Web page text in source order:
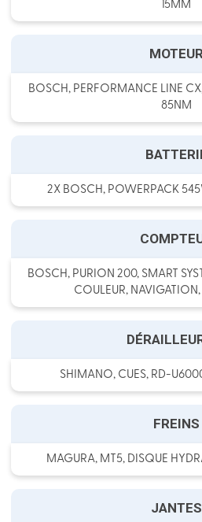
15MM
BOSCH, PERFORMANCE LINE
85NM
2X BOSCH, POWERPACK
BOSCH, PURION 200, SMART
COULEUR,
SHIMANO, CUES, RD-
FREINS
MAGURA, MT5, DISQUE
JANTES